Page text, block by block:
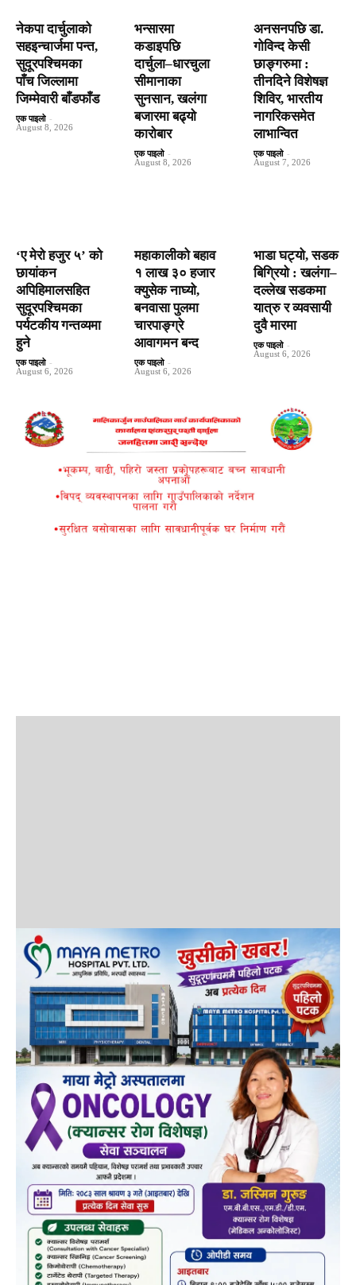
नेकपा दार्चुलाको
सहइन्चार्जमा पन्त,
सुदूरपश्चिमका
पाँच जिल्लामा
जिम्मेवारी बाँडफाँड
एक पाइलो -
August 8, 2026
भन्सारमा
कडाइपछि
दार्चुला–धारचुला
सीमानाका
सुनसान, खलंगा
बजारमा बढ्यो
कारोबार
एक पाइलो -
August 8, 2026
अनसनपछि डा.
गोविन्द केसी
छाङ्गरुमा :
तीनदिने विशेषज्ञ
शिविर, भारतीय
नागरिकसमेत
लाभान्वित
एक पाइलो -
August 7, 2026
‘ए मेरो हजुर ५’ को
छायांकन
अपिहिमालसहित
सुदूरपश्चिमका
पर्यटकीय गन्तव्यमा
हुने
एक पाइलो -
August 6, 2026
महाकालीको बहाव
१ लाख ३० हजार
क्युसेक नाघ्यो,
बनवासा पुलमा
चारपाङ्ग्रे
आवागमन बन्द
एक पाइलो -
August 6, 2026
भाडा घट्यो, सडक
बिग्रियो : खलंगा–
दल्लेख सडकमा
यात्रु र व्यवसायी
दुवै मारमा
एक पाइलो -
August 6, 2026